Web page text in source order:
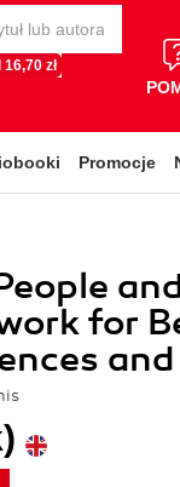
zł
Promocje
for